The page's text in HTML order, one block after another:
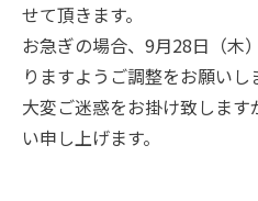
せて頂きます。
お急ぎの場合、9月28日（木
りますようご調整をお願いし
大変ご迷惑をお掛け致しま
い申し上げます。